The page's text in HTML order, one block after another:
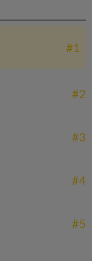
#1
#2
#3
#4
#5